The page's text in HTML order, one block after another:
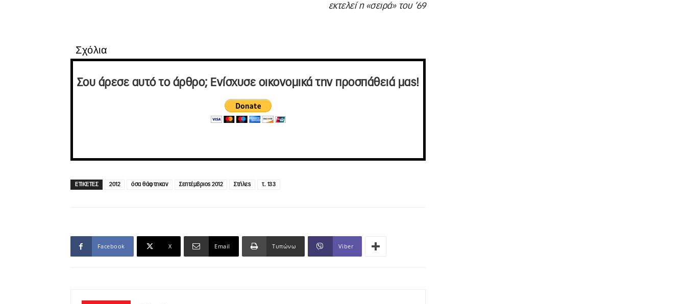
εκτελεί η «σειρά» του ’69
Σχόλια
Σου άρεσε αυτό το άρθρο; Ενίσχυσε οικονομικά την προσπάθειά μας!
ΕΤΙΚΕΤΕΣ 2012 όσα θάφτηκαν Σεπτέμβριος 2012 Στήλες τ. 133
Facebook X Email Τυπώνω Viber